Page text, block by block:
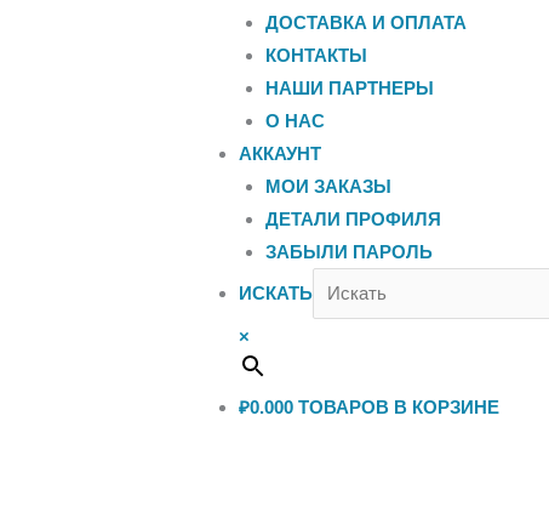
ДОСТАВКА И ОПЛАТА
КОНТАКТЫ
НАШИ ПАРТНЕРЫ
О НАС
АККАУНТ
МОИ ЗАКАЗЫ
ДЕТАЛИ ПРОФИЛЯ
ЗАБЫЛИ ПАРОЛЬ
ИСКАТЬ
×
₽0.000ТОВАРОВ В КОРЗИНЕ